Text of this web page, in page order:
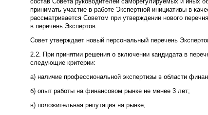
принимать участие в работе Экспертной инициативы в
рассматривается Советом при утверждении нового
в перечень Экспертов.
Совет утверждает новый персональный перечень
2.2. При принятии решения о включении кандидата в
следующие критерии:
а) наличие профессиональной экспертизы в области
б) опыт работы на финансовом рынке не менее 3 лет;
в) положительная репутация на рынке;